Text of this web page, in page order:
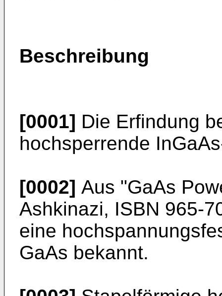
Beschreibung
[0001] Die Erfindung
hochsperrende
[0002] Aus "GaAs
Ashkinazi, ISBN 965-
eine
GaAs bekannt.